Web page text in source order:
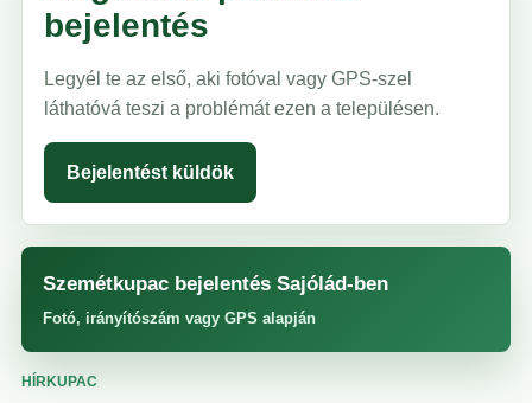
bejelentés
Legyél te az első, aki fotóval vagy GPS-szel
láthatóvá teszi a problémát ezen a településen.
Bejelentést küldök
Szemétkupac bejelentés Sajólád-ben
Fotó, irányítószám vagy GPS alapján
HÍRKUPAC